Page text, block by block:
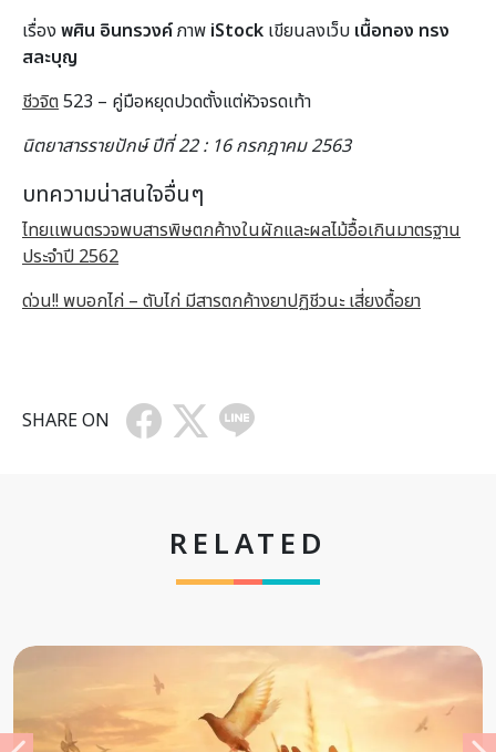
เรื่อง พศิน อินทรวงค์ภาพ iStock เขียนลงเว็บ เนื้อทอง ทรง
สละบุญ
ชีวจิต 523 – คู่มือหยุดปวดตั้งแต่หัวจรดเท้า
นิตยาสารรายปักษ์ ปีที่ 22 : 16 กรกฎาคม 2563
บทความน่าสนใจอื่นๆ
ไทยเเพนตรวจพบสารพิษตกค้างในผักและผลไม้อื้อเกินมาตรฐาน
ประจำปี 2562
ด่วน!! พบอกไก่ – ตับไก่ มีสารตกค้างยาปฏิชีวนะ เสี่ยงดื้อยา
SHARE ON
RELATED